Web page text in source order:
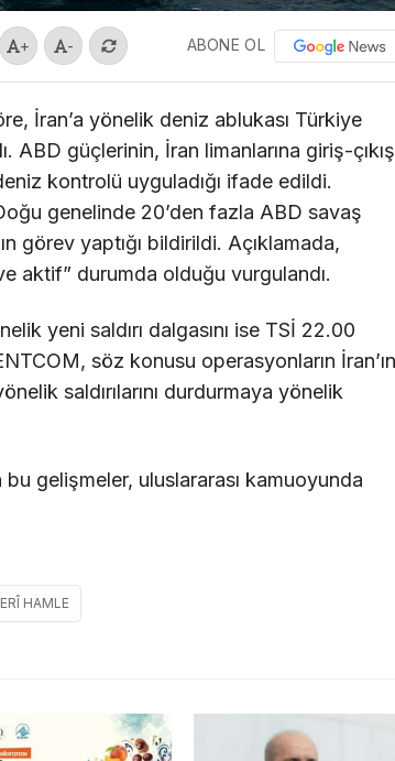
+ - ABONE OL
İran’a yönelik deniz ablukası Türkiye
ABD güçlerinin, İran limanlarına giriş-çıkış
kontrolü uyguladığı ifade edildi.
genelinde 20’den fazla ABD savaş
görev yaptığı bildirildi. Açıklamada,
aktif” durumda olduğu vurgulandı.
yeni saldırı dalgasını ise TSİ 22.00
söz konusu operasyonların İran’ın
saldırılarını durdurmaya yönelik
gelişmeler, uluslararası kamuoyunda
HAMLE